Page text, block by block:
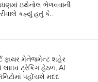
ઇથેનોલ ભેળવવાની
કહ્યું હતું કે..
ફાયર મેનેજમેન્ટ શહેર
ટ્રેકિંગ હેઠળ, AI
પહોંચશે મદદ